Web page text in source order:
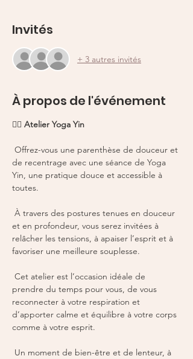
Invités
+ 3 autres invités
À propos de l'événement
🧘‍♀️ Atelier Yoga Yin
de recentrage avec une séance de Yoga
Yin, une pratique douce et accessible à
toutes.
et en profondeur, vous serez invitées à
relâcher les tensions, à apaiser l’esprit et à
favoriser une meilleure souplesse.
prendre du temps pour vous, de vous
reconnecter à votre respiration et
d’apporter calme et équilibre à votre corps
comme à votre esprit.